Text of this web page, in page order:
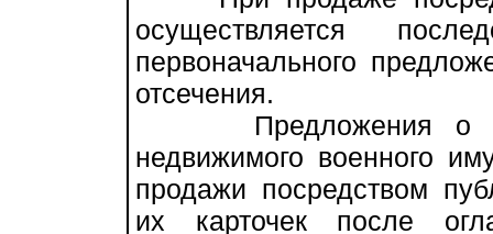
осуществляется
первоначального
отсечения.
Предложения о
недвижимого военного
продажи посредством
их карточек после